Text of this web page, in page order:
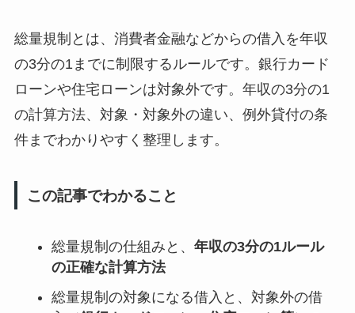
総量規制とは、消費者金融などからの借入を年収
の3分の1までに制限するルールです。銀行カード
ローンや住宅ローンは対象外です。年収の3分の1
の計算方法、対象・対象外の違い、例外貸付の条
件までわかりやすく整理します。
この記事でわかること
総量規制の仕組みと、 年収の3分の1ルール
の正確な計算方法
総量規制の対象になる借入と、対象外の借